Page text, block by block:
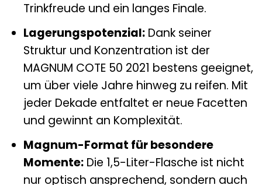
Trinkfreude und ein langes Finale.
Lagerungspotenzial:Dank seiner
Struktur und Konzentration ist der
MAGNUM COTE 50 2021 bestens geeignet,
um über viele Jahre hinweg zu reifen. Mit
jeder Dekade entfaltet er neue Facetten
und gewinnt an Komplexität.
Magnum-Format für besondere
Momente:Die 1,5-Liter-Flasche ist nicht
nur optisch ansprechend, sondern auch